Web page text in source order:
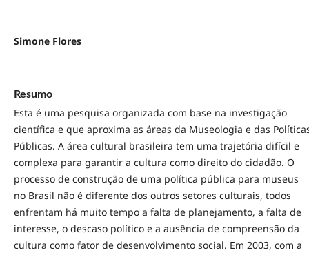
Simone Flores
Resumo
Esta é uma pesquisa organizada com base na investigação
científica e que aproxima as áreas da Museologia e das
Públicas. A área cultural brasileira tem uma trajetória difícil e
complexa para garantir a cultura como direito do cidadão. O
processo de construção de uma política pública para museus
no Brasil não é diferente dos outros setores culturais, todos
enfrentam há muito tempo a falta de planejamento, a falta de
interesse, o descaso político e a ausência de compreensão da
cultura como fator de desenvolvimento social. Em 2003, com a